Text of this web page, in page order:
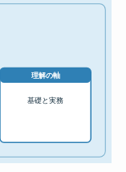
理解の軸
基礎と実務